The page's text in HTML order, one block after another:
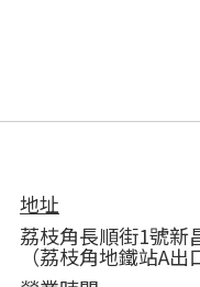
地址
荔枝角長順街1號新
（荔枝角地鐵站A出